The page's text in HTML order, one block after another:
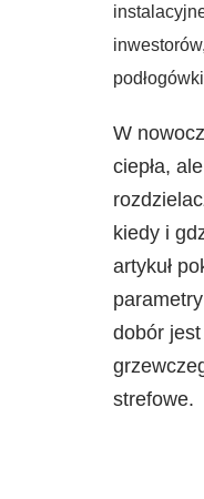
inwestorów,
podłogówki
W
ciepła,
kiedy i
artykuł
dobór
strefowe.